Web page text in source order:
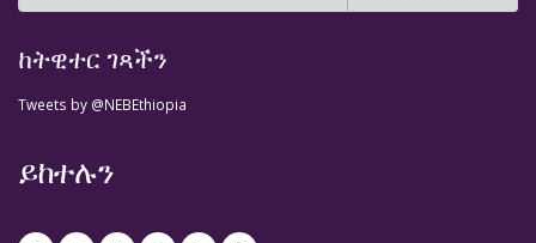
ከትዊተር ገጻችን
Tweets by @NEBEthiopia
ይከተሉን